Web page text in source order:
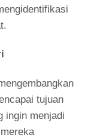
tujuan
ingin menjadi